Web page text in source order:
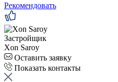
Рекомендовать
Застройщик
Xon Saroy
Оставить заявку
Показать контакты